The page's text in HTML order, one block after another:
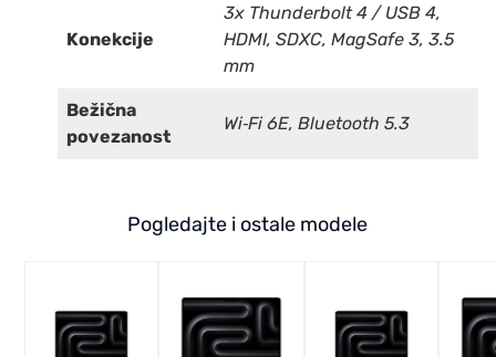
Konekcije
3x Thunderbolt 4 / USB 4,
HDMI, SDXC, MagSafe 3, 3.5
mm
Bežična
povezanost
Wi‑Fi 6E, Bluetooth 5.3
Pogledajte i ostale modele